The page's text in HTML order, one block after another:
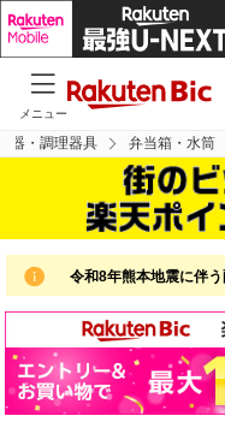
メニュー
器・調理器具 弁当箱・水筒
令和8年熊本地震に伴